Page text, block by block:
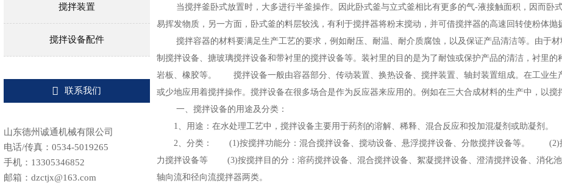
搅拌装置
搅拌设备配件
 联系我们
山东德州诚通机械有限公司
电话/传真：0534-5019265
手机：13305346852
邮箱：dzctjx@163.com
当搅拌釜卧式放置时，大多进行半釜操作。因此卧式釜与立式釜相比有更多的气-液接触面积，因而
易挥发物质，另一方面，卧式釜的料层较浅，有利于搅拌器将粉末搅动，并可借搅拌器的高速回转使粉
搅拌容器的材料要满足生产工艺的要求，例如耐压、耐温、耐介质腐蚀，以及保证产品清洁等。由于
制搅拌设备、搪玻璃搅拌设备和带衬里的搅拌设备等。装衬里的目的是为了耐蚀或保护产品的清洁，衬里
岩板、橡胶等。 搅拌设备一般由容器部分、传动装置、换热设备、搅拌装置、轴封装置组成。在工业生
或少地应用着搅拌操作。搅拌设备在很多场合是作为反应器来应用的。例如在三大合成材料的生产中，以
一、搅拌设备的用途及分类：
1、用途：在水处理工艺中，搅拌设备主要用于药剂的溶解、稀释、混合反应和投加混凝剂或助凝剂
2、分类： (1)按搅拌功能分：混合搅拌设备、搅动设备、悬浮搅拌设备、分散搅拌设备等。 (2)
力搅拌设备等 (3)按搅拌目的分：溶药搅拌设备、混合搅拌设备、絮凝搅拌设备、澄清搅拌设备、消化
轴向流和径向流搅拌器两类。